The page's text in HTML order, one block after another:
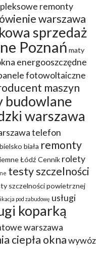
remonty
warszawa
sprzedaż
Poznań maty
energooszczędne
fotowoltaiczne
maszyn
budowlane
warszawa
telefon
biała remonty
Łódź Cennik rolety
testy szczelności
szczelności powietrznej
pod zabudowę usługi
koparką
warszawa
ciepła oknawywóz